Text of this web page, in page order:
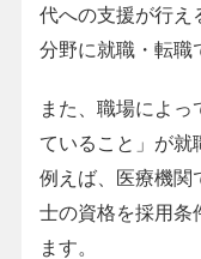
代への支援が行え
分野に就職・転職
また、職場によっ
ていること」が就
例えば、医療機関
士の資格を採用条
ます。